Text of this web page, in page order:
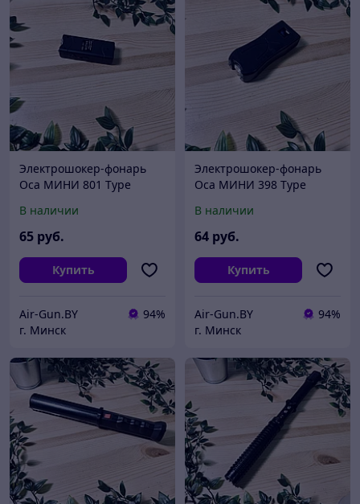
Электрошокер-фонарь
Оса МИНИ 801 Type
В наличии
65 руб.
Купить
Air-Gun.BY
94%
г. Минск
Электрошокер-фонарь
Оса МИНИ 398 Type
В наличии
64 руб.
Купить
Air-Gun.BY
94%
г. Минск